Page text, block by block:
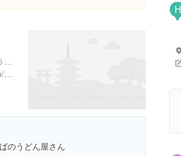
H
熊本県阿蘇郡小国町宮原１７６０-３
https://tabelog.com/kumamoto/A4302/A430203/43008816/
のうどん屋さん